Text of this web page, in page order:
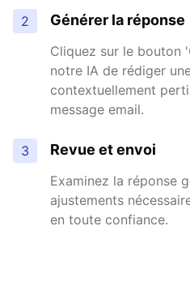
2 Générer la réponse
Cliquez sur le bouton
notre IA de rédiger
contextuellement
message email.
3 Revue et envoi
Examinez la réponse
ajustements
en toute confiance.